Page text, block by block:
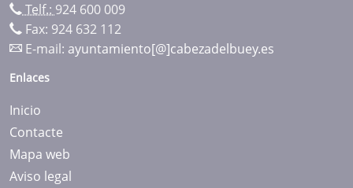
Telf.: 924 600 009
Fax: 924 632 112
E-mail: ayuntamiento[@]cabezadelbuey.es
Enlaces
Inicio
Contacte
Mapa web
Aviso legal